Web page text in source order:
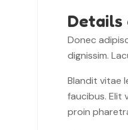
Details
Donec
dignissim.
Blandit vitae
faucibus. Elit
proin